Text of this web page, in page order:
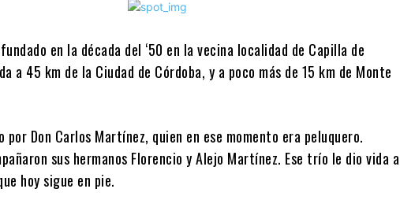
en la década del ‘50 en la vecina localidad de Capilla de
a 45 km de la Ciudad de Córdoba, y a poco más de 15 km de Monte
por Don Carlos Martínez, quien en ese momento era peluquero.
sus hermanos Florencio y Alejo Martínez. Ese trío le dio vida a
hoy sigue en pie.